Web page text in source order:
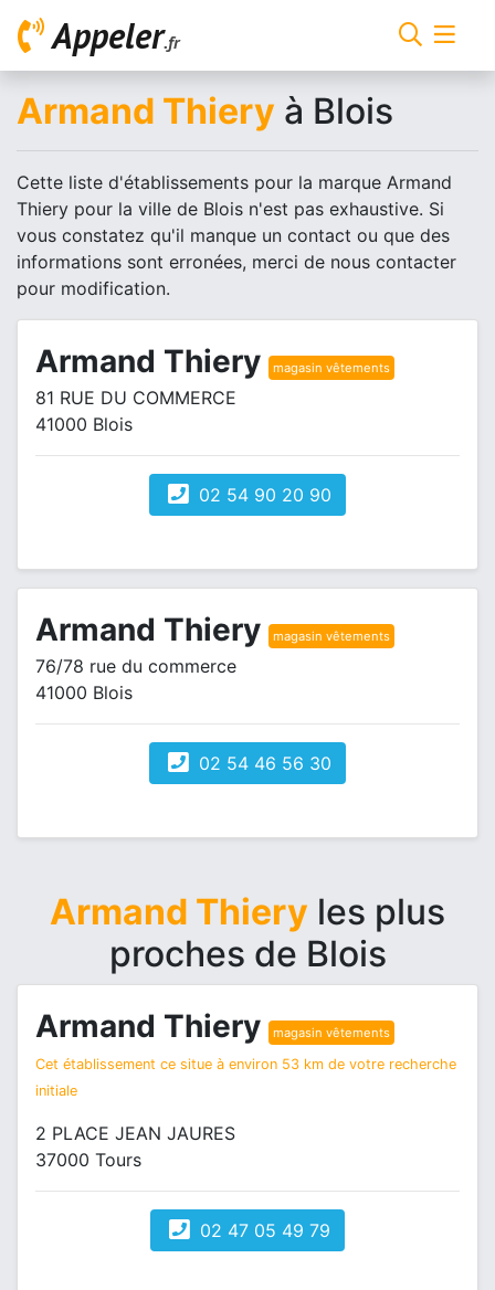
Appeler.fr
Armand Thiery à Blois
Cette liste d'établissements pour la marque Armand
Thiery pour la ville de Blois n'est pas exhaustive. Si
vous constatez qu'il manque un contact ou que des
informations sont erronées, merci de nous contacter
pour modification.
Armand Thiery magasin vêtements
81 RUE DU COMMERCE
41000 Blois
02 54 90 20 90
Armand Thiery magasin vêtements
76/78 rue du commerce
41000 Blois
02 54 46 56 30
Armand Thiery les plus
proches de Blois
Armand Thiery magasin vêtements
Cet établissement ce situe à environ 53 km de votre recherche
initiale
2 PLACE JEAN JAURES
37000 Tours
02 47 05 49 79